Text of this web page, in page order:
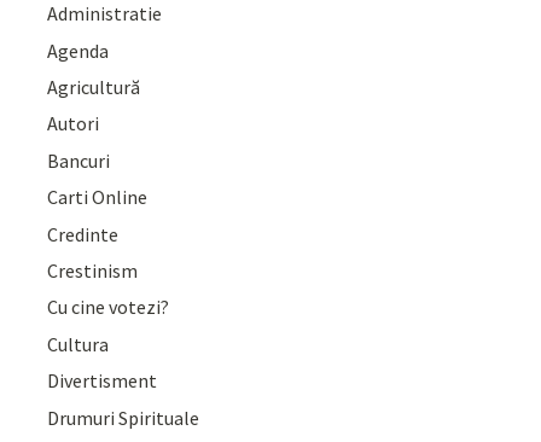
Administratie
Agenda
Agricultură
Autori
Bancuri
Carti Online
Credinte
Crestinism
Cu cine votezi?
Cultura
Divertisment
Drumuri Spirituale